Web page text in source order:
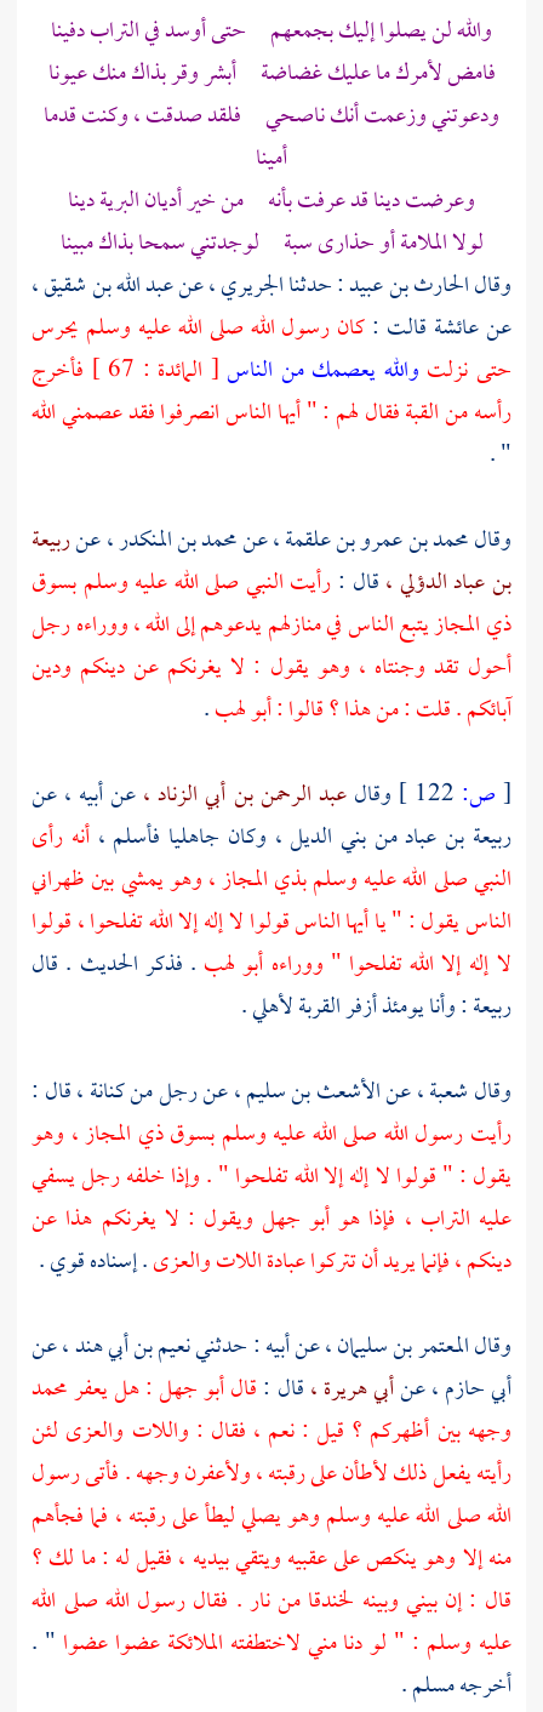
والله لن يصلوا إليك بجمعهم حتى أوسد في التراب دفينا
فامض لأمرك ما عليك غضاضة أبشر وقر بذاك منك عيونا
ودعوتني وزعمت أنك ناصحي فلقد صدقت ، وكنت قدما
أمينا
وعرضت دينا قد عرفت بأنه من خير أديان البرية دينا
لولا الملامة أو حذارى سبة لوجدتني سمحا بذاك مبينا
وقالالحارث بن عبيد: حدثناالجريري ،عنعبد الله بن شقيق ،
عنعائشة قالت :كان رسول الله صلى الله عليه وسلم يحرس
حتى نزلت والله يعصمك من الناس
[ المائدة : 67 ] فأخرج
رأسه من القبة فقال لهم : " أيها الناس انصرفوا فقد عصمني الله
" .
وقالمحمد بن عمرو بن علقمة ،عنمحمد بن المنكدر ،عنربيعة
بن عباد الدؤلي ،قال :رأيت النبي صلى الله عليه وسلم بسوق
ذي المجازيتبع الناس في منازلهم يدعوهم إلى الله ، ووراءه رجل
أحول تقد وجنتاه ، وهو يقول : لا يغرنكم عن دينكم ودين
آبائكم . قلت : من هذا ؟ قالوا :أبو لهب.
[ص: وقالعبد الرحمن بن أبي الزناد ،عن أبيه ، عن
ربيعة بن عباد من بني الديل ، وكان جاهليا فأسلم ،أنه رأى
النبي صلى الله عليه وسلمبذي المجاز ،وهو يمشي بين ظهراني
الناس يقول : " يا أيها الناس قولوا لا إله إلا الله تفلحوا ، قولوا
لا إله إلا الله تفلحوا " ووراءه أبو لهب . فذكر الحديث . قال
ربيعة: وأنا يومئذ أزفر القربة لأهلي .
وقالشعبة ،عنالأشعث بن سليم ،عن رجل منكنانة ،قال :
رأيت رسول الله صلى الله عليه وسلم بسوقذي المجاز ، وهو
يقول : " قولوا لا إله إلا الله تفلحوا " . وإذا خلفه رجل يسفي
عليه التراب ، فإذا هوأبو جهل ويقول : لا يغرنكم هذا عن
دينكم ، فإنما يريد أن تتركوا عبادة اللات والعزى. إسناده قوي .
وقالالمعتمر بن سليمان ،عن أبيه : حدثنينعيم بن أبي هند ،عن
أبي حازم ،عنأبي هريرة ،قال :قالأبو جهل: هل يعفرمحمد
وجهه بين أظهركم ؟ قيل : نعم ، فقال : واللات والعزى لئن
رأيته يفعل ذلك لأطأن على رقبته ، ولأعفرن وجهه . فأتى رسول
الله صلى الله عليه وسلم وهو يصلي ليطأ على رقبته ، فما فجأهم
منه إلا وهو ينكص على عقبيه ويتقي بيديه ، فقيل له : ما لك ؟
قال : إن بيني وبينه لخندقا من نار . فقال رسول الله صلى الله
عليه وسلم : " لو دنا مني لاختطفته الملائكة عضوا عضوا " .
أخرجهمسلم.